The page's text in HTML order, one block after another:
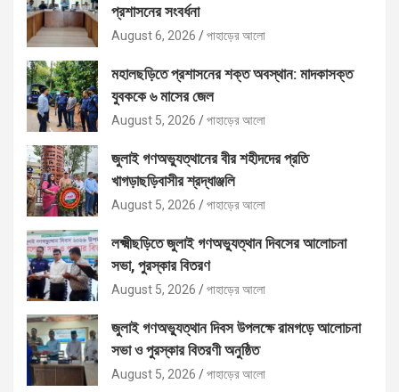
প্রশাসনের সংবর্ধনা
August 6, 2026 পাহাড়ের আলো
মহালছড়িতে প্রশাসনের শক্ত অবস্থান: মাদকাসক্ত
যুবককে ৬ মাসের জেল
August 5, 2026 পাহাড়ের আলো
জুলাই গণঅভ্যুত্থানের বীর শহীদদের প্রতি
খাগড়াছড়িবাসীর শ্রদ্ধাঞ্জলি
August 5, 2026 পাহাড়ের আলো
লক্ষ্মীছড়িতে জুলাই গণঅভ্যুত্থান দিবসের আলোচনা
সভা, পুরস্কার বিতরণ
August 5, 2026 পাহাড়ের আলো
জুলাই গণঅভ্যুত্থান দিবস উপলক্ষে রামগড়ে আলোচনা
সভা ও পুরস্কার বিতরণী অনুষ্ঠিত
August 5, 2026 পাহাড়ের আলো